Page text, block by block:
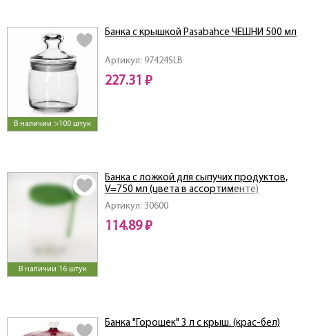
В наличии >100 штук
Артикул: 97424SLB
Банка с крышкой Pasabahce ЧЕШНИ 500 мл
227.31 ₽
В наличии 16 штук
Артикул: 30600
Банка с ложкой для сыпучих продуктов,
V=750 мл (цвета в ассортименте)
114.89 ₽
Банка "Горошек" 3 л с крыш. (крас-бел)